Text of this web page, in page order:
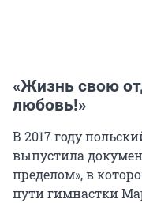
«Жизнь свою
любовь!»
В 2017 году
выпустила
пределом», в
пути гимнастки